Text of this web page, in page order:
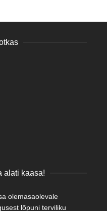
alati kaasa!
olemasaolevale
lõpuni terviliku